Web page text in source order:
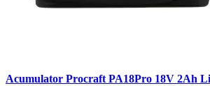
Acumulator Procraft PA18Pro 18V 2Ah